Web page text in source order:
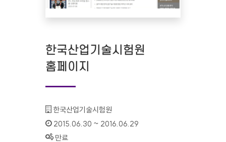
한국산업기술시험원
홈페이지
기관명 :
한국산업기술시험원
인증기간 :
2015.06.30 ~ 2016.06.29
상태 :
만료